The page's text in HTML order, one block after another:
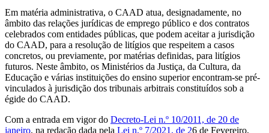
Em matéria administrativa, o CAAD atua, designadamente, no
âmbito das relações jurídicas de emprego público e dos contratos
celebrados com entidades públicas, que podem aceitar a jurisdição
do CAAD, para a resolução de litígios que respeitem a casos
concretos, ou previamente, por matérias definidas, para litígios
futuros. Neste âmbito, os Ministérios da Justiça, da Cultura, da
Educação e várias instituições do ensino superior encontram-se pré-
vinculados à jurisdição dos tribunais arbitrais constituídos sob a
égide do CAAD.
Com a entrada em vigor do Decreto-Lei n.º 10/2011, de 20 de
janeiro, na redação dada pela Lei n.º 7/2021, de 26 de Fevereiro,